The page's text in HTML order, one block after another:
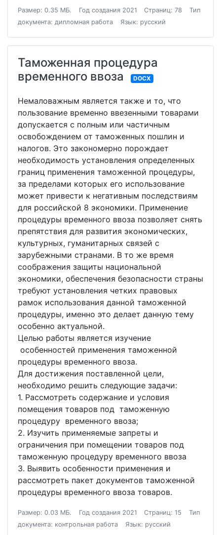
Размер: 0.35 МБ. Год создания 2021 Страниц: 78
Тип
документа: дипломная работа
Язык: русский
Таможенная процедура
временного ввоза
DOCX
Немаловажным является также и то, что
пользование временно ввезенными товарами
допускается с полным или частичным
освобождением от таможенных пошлин и
налогов. Это закономерно порождает
необходимость установления определенных
границ применения таможенной процедуры,
за пределами которых его использование
может привести к негативным последствиям
для российской 8 экономики. Применение
процедуры временного ввоза позволяет снять
препятствия для развития экономических,
культурных, гуманитарных связей с
зарубежными странами. В то же время
соображения защиты национальной
экономики, обеспечения безопасности страны
требуют установления четких правовых
рамок использования данной таможенной
процедуры, именно это делает данную тему
особенно актуальной.
Целью работы является изучение
особенностей применения таможенной
процедуры временного ввоза.
Для достижения поставленной цели,
необходимо решить следующие задачи:
1. Рассмотреть содержание и условия
помещения товаров под таможенную
процедуру временного ввоза;
2. Изучить применяемые запреты и
ограничения при помещении товаров под
таможенную процедуру временного ввоза
3. Выявить особенности применения и
рассмотреть пакет документов таможенной
процедуры временного ввоза товаров.
Размер: 0.03 МБ. Год создания 2021 Страниц: 15
Тип
документа: контрольная работа
Язык: русский